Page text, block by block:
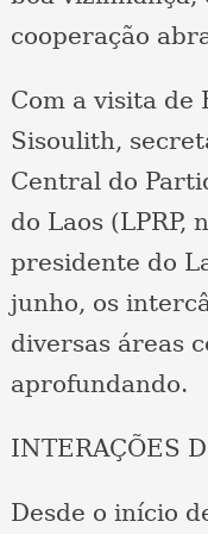
cooperação
Com a visita de
Sisoulith,
Central do
do Laos (LPRP,
presidente do
junho, os
diversas áreas
aprofundando.
INTERAÇÕES
Desde o início